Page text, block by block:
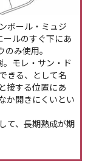
ボール・ミュジ
ルのすぐ下にあ
み使用。
モレ・サン・ド
きる、として名
接する位置にあ
か開きにくいとい
て、長期熟成が期